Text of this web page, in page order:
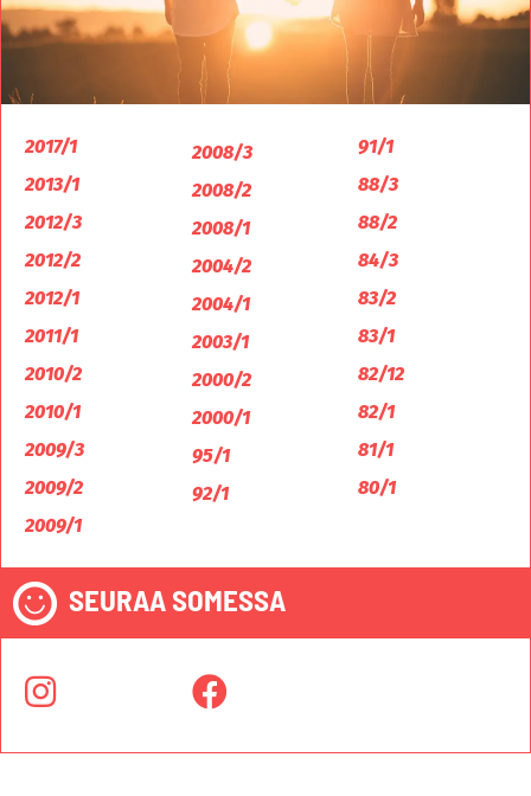
2017/1
2013/1
2012/3
2012/2
2012/1
2011/1
2010/2
2010/1
2009/3
2009/2
2009/1
2008/3
2008/2
2008/1
2004/2
2004/1
2003/1
2000/2
2000/1
95/1
92/1
91/1
88/3
88/2
84/3
83/2
83/1
82/12
82/1
81/1
80/1
SEURAA SOMESSA